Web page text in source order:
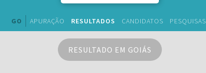
GO APURAÇÃO RESULTADOS CANDIDATOS PESQUISAS
RESULTADO EM GOIÁS